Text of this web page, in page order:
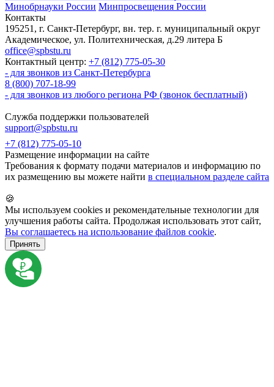
Минобрнауки России Минпросвещения России
Контакты
195251, г. Санкт-Петербург, вн. тер. г. муниципальный округ
Академическое, ул. Политехническая, д.29 литера Б
office@spbstu.ru
Контактный центр: +7 (812) 775-05-30
- для звонков из Санкт-Петербурга
8 (800) 707-18-99
- для звонков из любого региона РФ (звонок бесплатный)
Служба поддержки пользователей
support@spbstu.ru
+7 (812) 775-05-10
Размещение информации на сайте
Требования к формату подачи материалов и информацию по
их размещению вы можете найти в специальном разделе сайта
🍪
Мы используем cookies и рекомендательные технологии для
улучшения работы сайта. Продолжая использовать этот сайт,
Вы соглашаетесь на использование файлов cookie.
Принять